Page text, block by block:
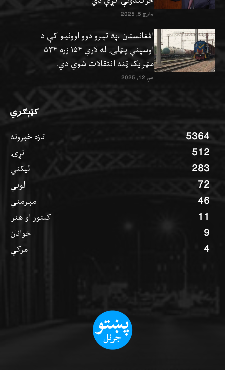
مارچ 5, 2025
افغانستان ،په تېرو دوو اوونيو کې د
اوسپنې پټلۍ له لارې ۱۵۳ زره ۵۳۳
مټریک ټنه انتقالات شوي دي.
مې 12, 2025
کټېګري
تازه خبرونه 5364
نړۍ 512
ليکني 283
لوبي 72
مېرمني 46
کلتور او هنر 11
ځوانان 9
مرکې 4